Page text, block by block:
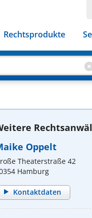
Rechtsprodukte
Oppelt
Theaterstraße 42
Hamburg
Kontaktdaten